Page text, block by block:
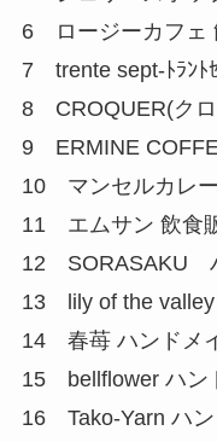
6 ロージーカフェ
7 trente sept-ﾄﾗﾝﾄ
8 CROQUER(クロ
9 ERMINE
10 マンセルカレ
11 エムサン 飲食
12 SORASAKU
13 lily of the
14 春苺 ハンドメ
15 bellflower ハン
16 Tako-Yarn ハン